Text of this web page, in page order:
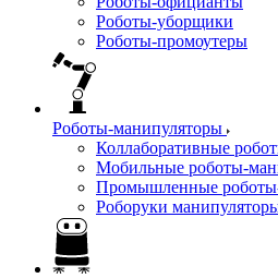
Роботы-уборщики
Роботы-промоутеры
Роботы-манипуляторы
Коллаборативные
Мобильные роботы-
Промышленные
Роборуки